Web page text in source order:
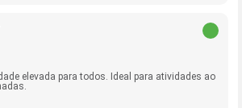
elevada para todos. Ideal para atividades ao